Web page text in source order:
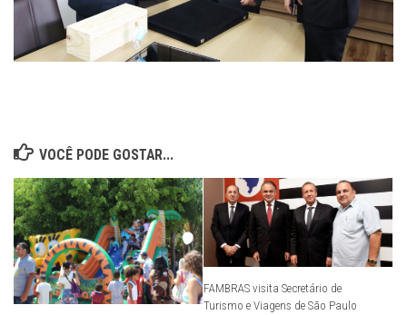
VOCÊ PODE GOSTAR...
FAMBRAS visita Secretário de
Turismo e Viagens de São Paulo